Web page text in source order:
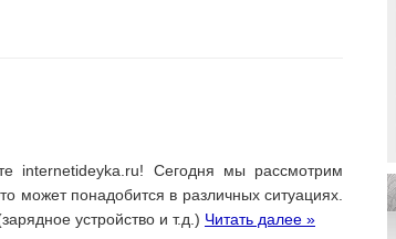
internetideyka.ru! Сегодня мы рассмотрим
может понадобится в различных ситуациях.
устройство и т.д.) Читать далее »